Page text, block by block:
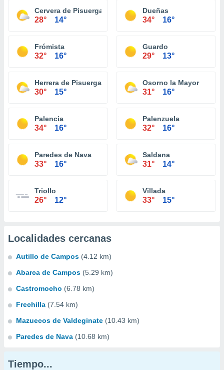
Cervera de Pisuerga
28° 14°
Dueñas
34° 16°
Frómista
32° 16°
Guardo
29° 13°
Herrera de Pisuerga
30° 15°
Osorno la Mayor
31° 16°
Palencia
34° 16°
Palenzuela
32° 16°
Paredes de Nava
33° 16°
Saldana
31° 14°
Triollo
26° 12°
Villada
33° 15°
Localidades cercanas
Autillo de Campos (4.12 km)
Abarca de Campos (5.29 km)
Castromocho (6.78 km)
Frechilla (7.54 km)
Mazuecos de Valdeginate (10.43 km)
Paredes de Nava (10.68 km)
Tiempo...